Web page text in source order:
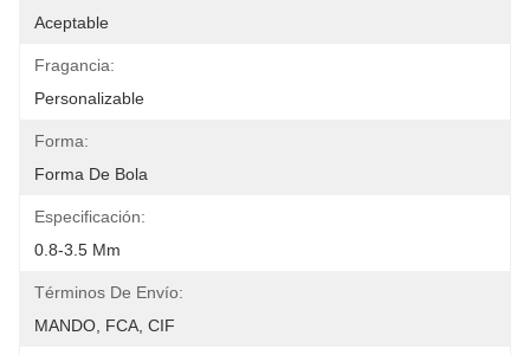
Aceptable
Fragancia:
Personalizable
Forma:
Forma De Bola
Especificación:
0.8-3.5 Mm
Términos De Envío:
MANDO, FCA, CIF